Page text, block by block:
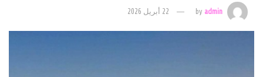
byadmin 22 أبريل 2026